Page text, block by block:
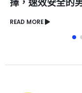
READ MORE